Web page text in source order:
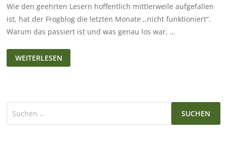
Wie den geehrten Lesern hoffentlich mittlerweile aufgefallen
ist, hat der Frogblog die letzten Monate ,,nicht funktioniert“.
Warum das passiert ist und was genau los war, …
WARUM
DER
FROGBLOG
WEITERLESEN